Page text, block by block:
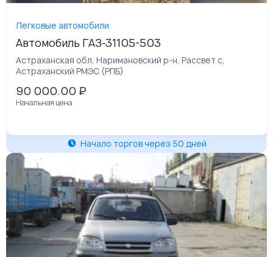
Легковые автомобили
Автомобиль ГАЗ-31105-503
Астраханская обл, Наримановский р-н, Рассвет с,
Астраханский РМЭС (РПБ)
90 000.00 ₽
Начальная цена
Начало торгов через 50 дней